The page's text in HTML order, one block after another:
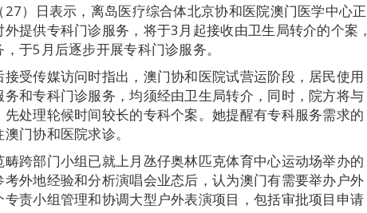
）日表示，离岛医疗综合体北京协和医院澳门医学中心正
提供专科门诊服务，将于3月起接收由卫生局转介的个案，
于5月后逐步开展专科门诊服务。
受传媒访问时指出，澳门协和医院试营运阶段，居民使用
和专科门诊服务，均须经由卫生局转介，同时，院方将与
处理轮候时间较长的专科个案。她提醒有专科服务需求的
门协和医院求诊。
跨部门小组已就上月氹仔奥林匹克体育中心运动场举办的
外地经验和分析演唱会业态后，认为澳门有需要举办户外
责小组管理和协调大型户外表演项目，包括审批项目申请